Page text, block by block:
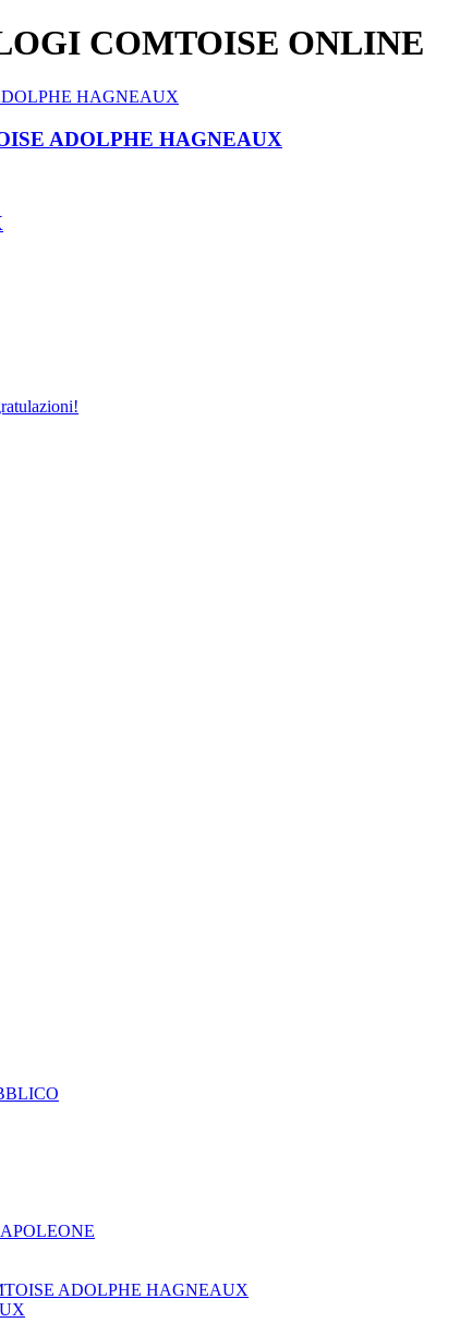
COMTOISE ONLINE
ADOLPHE HAGNEAUX
ADOLPHE HAGNEAUX